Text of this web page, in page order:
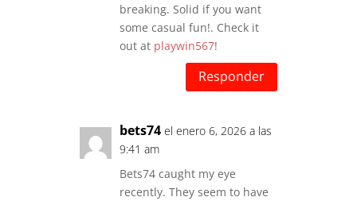
breaking. Solid if you want
some casual fun!. Check it
out at playwin567!
Responder
bets74 el enero 6, 2026 a las
9:41 am
Bets74 caught my eye
recently. They seem to have